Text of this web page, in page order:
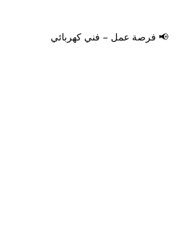
📢 فرصة عمل – فني كهربائي